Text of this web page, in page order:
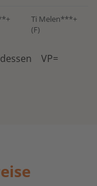
Ti Melen***+
(F)
VP=